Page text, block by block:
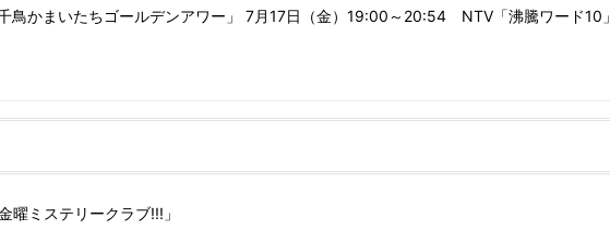
かまいたちゴールデンアワー」 7月17日（金）19:00～20:54 NTV「沸騰ワード10」
ミステリークラブ!!!」